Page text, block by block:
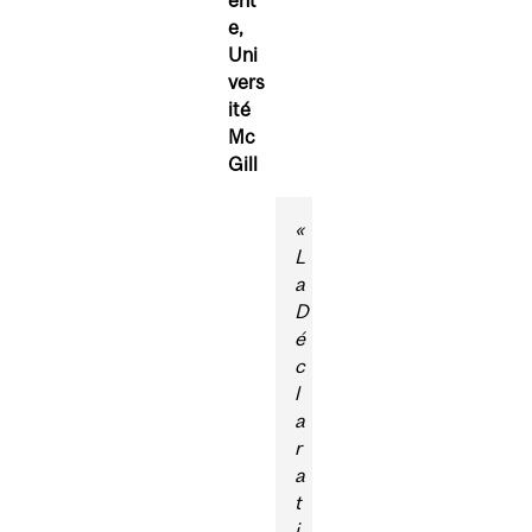
e,
Uni
vers
ité
Mc
Gill
«
L
a
D
é
c
l
a
r
a
t